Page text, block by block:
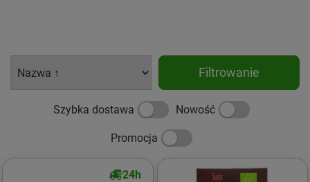
Filtrowanie
Szybka dostawa Nowość
Promocja
24h